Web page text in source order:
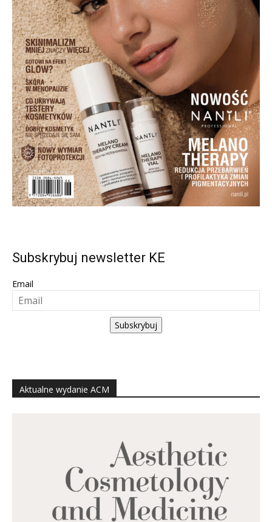
Subskrybuj newsletter KE
Email
Subskrybuj
Aktualne wydanie ACM